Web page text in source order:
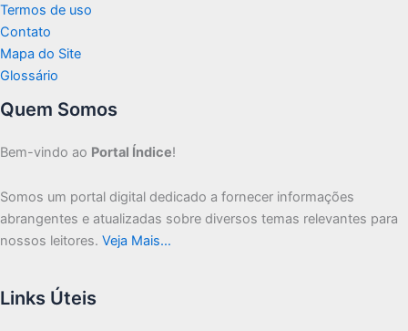
Termos de uso
Contato
Mapa do Site
Glossário
Quem Somos
Bem-vindo ao Portal Índice!
Somos um portal digital dedicado a fornecer informações
abrangentes e atualizadas sobre diversos temas relevantes para
nossos leitores. Veja Mais…
Links Úteis